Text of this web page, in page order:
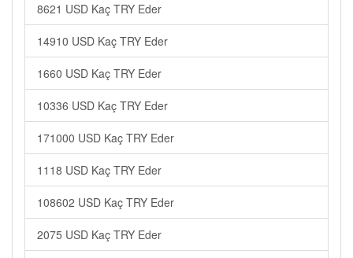
8621 USD Kaç TRY Eder
14910 USD Kaç TRY Eder
1660 USD Kaç TRY Eder
10336 USD Kaç TRY Eder
171000 USD Kaç TRY Eder
1118 USD Kaç TRY Eder
108602 USD Kaç TRY Eder
2075 USD Kaç TRY Eder